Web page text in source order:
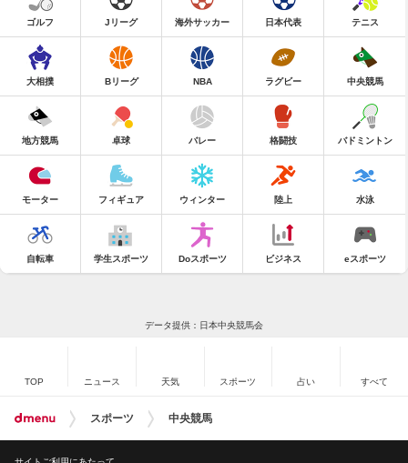
ゴルフ Jリーグ 海外サッカー 日本代表 テニス
大相撲 Bリーグ NBA ラグビー 中央競馬
地方競馬 卓球 バレー 格闘技 バドミントン
モーター フィギュア ウィンター 陸上 水泳
自転車 学生スポーツ Doスポーツ ビジネス eスポーツ
データ提供：日本中央競馬会
TOP ニュース 天気 スポーツ 占い すべて
スポーツ 中央競馬